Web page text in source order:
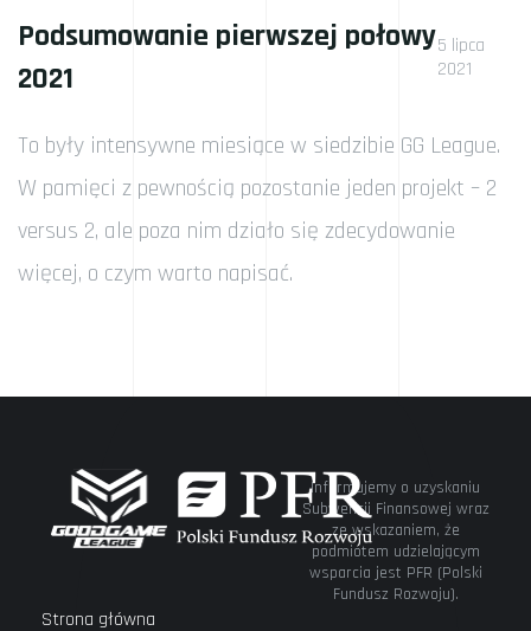
Podsumowanie pierwszej połowy
2021
5 lipca
2021
To były intensywne miesiące w siedzibie GG League.
W pamięci z pewnością pozostanie jeden projekt – 2
versus 2, ale poza nim działo się zdecydowanie
więcej, o czym warto napisać.
Informujemy o uzyskaniu
Subwencji Finansowej wraz
ze wskazaniem, że
podmiotem udzielającym
wsparcia jest PFR (Polski
Fundusz Rozwoju).
Strona główna